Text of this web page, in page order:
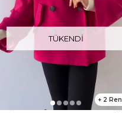
TÜKENDI
2